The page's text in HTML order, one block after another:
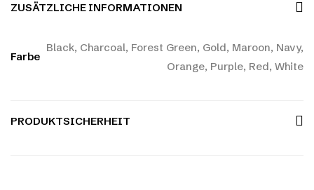
ZUSÄTZLICHE INFORMATIONEN
Farbe
Black, Charcoal, Forest Green, Gold, Maroon, Navy,
Orange, Purple, Red, White
PRODUKTSICHERHEIT